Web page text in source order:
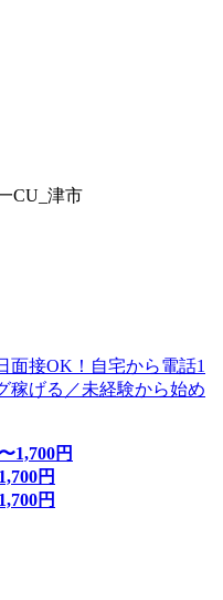
CU_津市
面接OK！自宅から電話1
げる／未経験から始め
1,700円
1,700円
1,700円